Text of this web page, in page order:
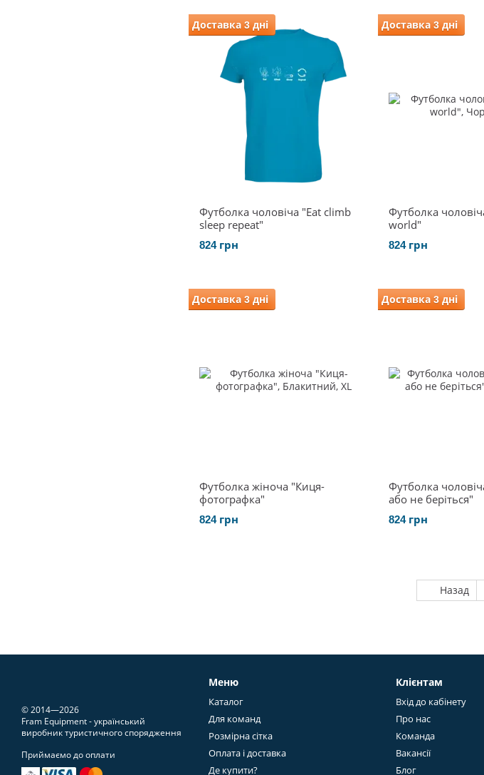
Доставка 3 дні
Футболка чоловіча "Eat climb
sleep repeat"
824 грн
Доставка 3 дні
Футболка
world"
824 грн
Доставка 3 дні
Футболка жіноча "Киця-
фотографка"
824 грн
Доставка 3 дні
Футболка
або не беріться"
824 грн
Назад
© 2014—2026
Fram Equipment - український
виробник туристичного спорядження
Приймаємо до оплати
Меню
Каталог
Для команд
Розмірна сітка
Оплата і доставка
Де купити?
Клієнтам
Вхід до кабінету
Про нас
Команда
Вакансії
Блог